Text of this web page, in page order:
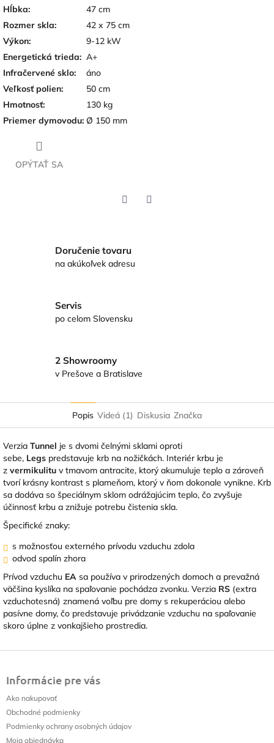
Hĺbka:
47 cm
Rozmer skla:
42 x 75 cm
Výkon:
9-12 kW
Energetická trieda: A+
Infračervené sklo:
áno
Veľkosť polien:
50 cm
Hmotnosť:
130 kg
Priemer dymovodu: Ø 150 mm
OPÝTAŤ SA
Doručenie tovaru
na akúkoľvek adresu
Servis
po celom Slovensku
2 Showroomy
v Prešove a Bratislave
Popis Videá (1) Diskusia Značka
Verzia Tunnel je s dvomi čelnými sklami oproti
sebe, Legs predstavuje krb na nožičkách. Interiér krbu je
z vermikulitu v tmavom antracite, ktorý akumuluje teplo a zároveň
tvorí krásny kontrast s plameňom, ktorý v ňom dokonale vynikne. Krb
sa dodáva so špeciálnym sklom odrážajúcim teplo, čo zvyšuje
účinnosť krbu a znižuje potrebu čistenia skla.
Špecifické znaky:
s možnosťou externého prívodu vzduchu zdola
odvod spalín zhora
Prívod vzduchu EA sa používa v prirodzených domoch a prevažná
väčšina kyslíka na spaľovanie pochádza zvonku. Verzia RS (extra
vzduchotesná) znamená voľbu pre domy s rekuperáciou alebo
pasívne domy, čo predstavuje privádzanie vzduchu na spaľovanie
skoro úplne z vonkajšieho prostredia.
Informácie pre vás
Ako nakupovať
Obchodné podmienky
Podmienky ochrany osobných údajov
Moja objednávka